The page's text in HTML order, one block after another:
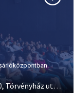
Agria Park Bevásárlóközpont, Eger 3300, Törvényház utca 4.